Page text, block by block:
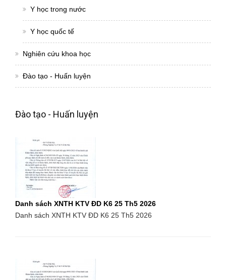
Y học trong nước
Y học quốc tế
Nghiên cứu khoa học
Đào tạo - Huấn luyện
Đào tạo - Huấn luyện
Danh sách XNTH KTV ĐD K6 25 Th5 2026
Danh sách XNTH KTV ĐD K6 25 Th5 2026